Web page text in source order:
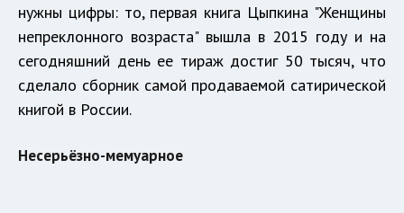
нужны цифры: то, первая книга Цыпкина "Женщины
непреклонного возраста" вышла в 2015 году и на
сегодняшний день ее тираж достиг 50 тысяч, что
сделало сборник самой продаваемой сатирической
книгой в России.
Несерьёзно-мемуарное